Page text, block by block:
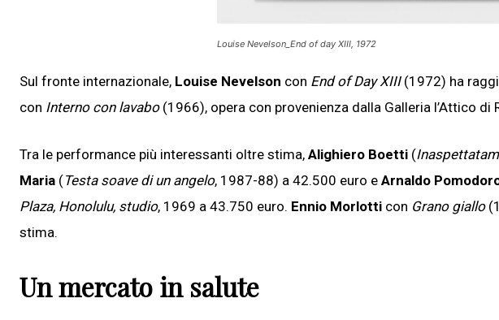
Louise Nevelson_End of day XIII, 1972
Sul fronte internazionale, Louise Nevelson con End of Day XIII(1972) ha
con Interno con lavabo(1966), opera con provenienza dalla Galleria l’Attico di
Tra le performance più interessanti oltre stima, Alighiero Boetti (
Maria (Testa soave di un angelo, 1987-88) a 42.500 euro e Arnaldo
Plaza, Honolulu, studio, 1969 a 43.750 euro. Ennio Morlotti con Grano giallo
stima.
Un mercato in salute